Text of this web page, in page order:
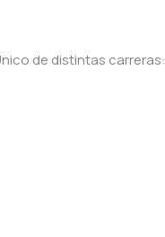
de distintas carreras: